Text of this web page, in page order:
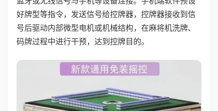
好牌型等指令，发送信号给控牌器，控牌器接收到信
号后驱动内部微型电机或机械结构，在麻将机洗牌、
码牌过程中进行干预，达到控牌目的。